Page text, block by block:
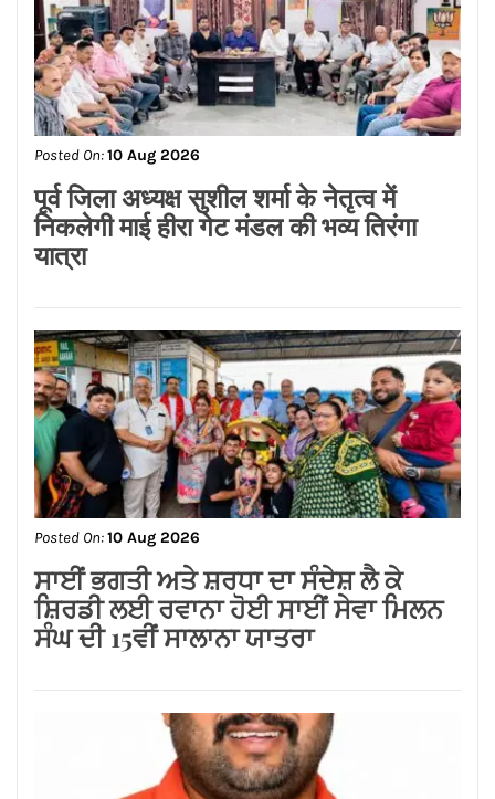
Posted On: 10 Aug 2026
ਕਾਂਗਰਸ ਪਾਰਟੀ ਦੇ ਚੋਣ ਮੈਨੀਫੈਸਟੋ ‘ਚ ਦਰਜ਼
ਹੋਵੇ ਕੱਚੇ ਮੁਲਾਜ਼ਮਾਂ ਨੂੰ ਪੱਕਾ ਕਰਨ ਦੀ ਗੱਲ :
ਖੋਸਲਾ